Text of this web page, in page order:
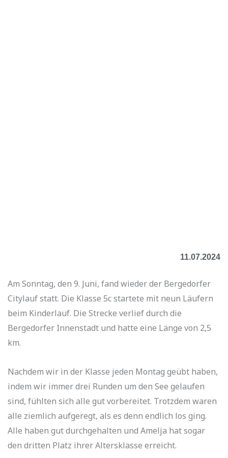
11.07.2024
Am Sonntag, den 9. Juni, fand wieder der Bergedorfer
Citylauf statt. Die Klasse 5c startete mit neun Läufern
beim Kinderlauf. Die Strecke verlief durch die
Bergedorfer Innenstadt und hatte eine Länge von 2,5
km.
Nachdem wir in der Klasse jeden Montag geübt haben,
indem wir immer drei Runden um den See gelaufen
sind, fühlten sich alle gut vorbereitet. Trotzdem waren
alle ziemlich aufgeregt, als es denn endlich los ging.
Alle haben gut durchgehalten und Amelja hat sogar
den dritten Platz ihrer Altersklasse erreicht.